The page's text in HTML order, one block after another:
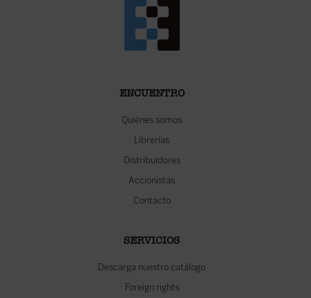
ENCUENTRO
Quiénes somos
Librerías
Distribuidores
Accionistas
Contacto
SERVICIOS
Descarga nuestro catálogo
Foreign rights